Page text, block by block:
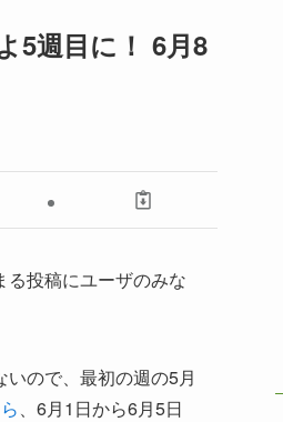
5週目に！ 6月8
る投稿にユーザのみな
ので、最初の週の5月
、6月1日から6月5日